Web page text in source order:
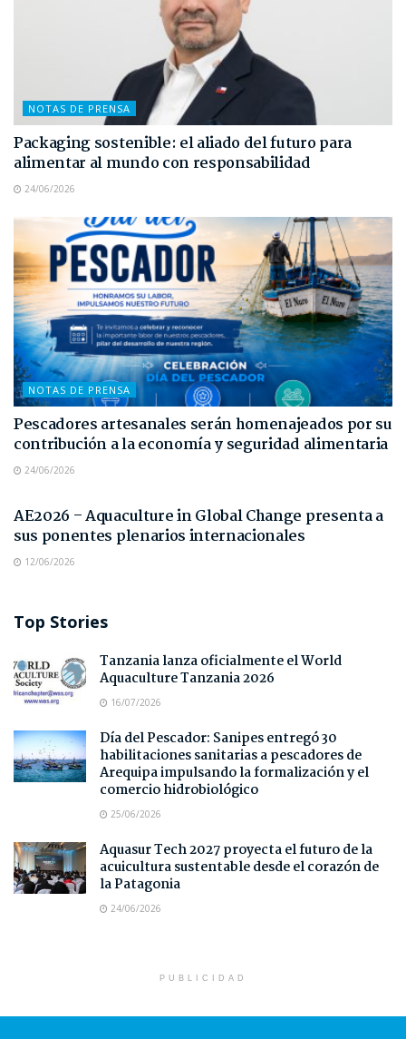
NOTAS DE PRENSA
Packaging sostenible: el aliado del futuro para
alimentar al mundo con responsabilidad
24/06/2026
NOTAS DE PRENSA
Pescadores artesanales serán homenajeados por su
contribución a la economía y seguridad alimentaria
24/06/2026
AE2026 – Aquaculture in Global Change presenta a
sus ponentes plenarios internacionales
12/06/2026
Top Stories
Tanzania lanza oficialmente el World
Aquaculture Tanzania 2026
16/07/2026
Día del Pescador: Sanipes entregó 30
habilitaciones sanitarias a pescadores de
Arequipa impulsando la formalización y el
comercio hidrobiológico
25/06/2026
Aquasur Tech 2027 proyecta el futuro de la
acuicultura sustentable desde el corazón de
la Patagonia
24/06/2026
PUBLICIDAD